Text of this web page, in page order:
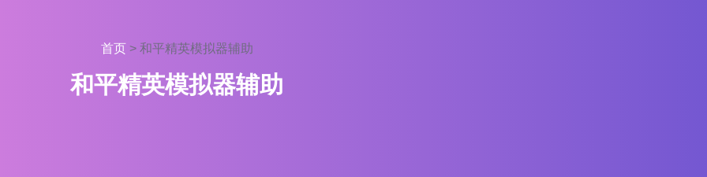
首页 > 和平精英模拟器辅助
和平精英模拟器辅助